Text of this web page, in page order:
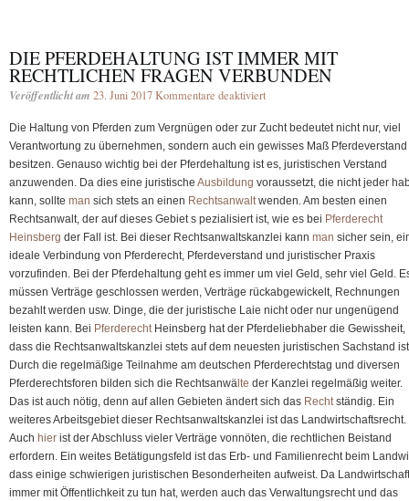
DIE PFERDEHALTUNG IST IMMER MIT
RECHTLICHEN FRAGEN VERBUNDEN
Veröffentlicht am 23. Juni 2017Kommentare deaktiviertfür
Pferdehaltung
ist
immer
mit
rechtlichen
Fragen
verbunden
Die Haltung von Pferden zum Vergnügen oder zur Zucht bedeutet nicht nur, viel
Verantwortung zu übernehmen, sondern auch ein gewisses Maß Pferdeverstand
besitzen. Genauso wichtig bei der Pferdehaltung ist es, juristischen Verstand
anzuwenden. Da dies eine juristische Ausbildung voraussetzt, die nicht jeder
kann, sollte man sich stets an einen Rechtsanwalt wenden. Am besten einen
Rechtsanwalt, der auf dieses Gebiet s pezialisiert ist, wie es bei Pferderecht
Heinsberg der Fall ist. Bei dieser Rechtsanwaltskanzlei kann man sicher sein,
ideale Verbindung von Pferderecht, Pferdeverstand und juristischer Praxis
vorzufinden. Bei der Pferdehaltung geht es immer um viel Geld, sehr viel Geld.
müssen Verträge geschlossen werden, Verträge rückabgewickelt, Rechnungen
bezahlt werden usw. Dinge, die der juristische Laie nicht oder nur ungenügend
leisten kann. Bei Pferderecht Heinsberg hat der Pferdeliebhaber die Gewissheit,
dass die Rechtsanwaltskanzlei stets auf dem neuesten juristischen Sachstand
Durch die regelmäßige Teilnahme am deutschen Pferderechtstag und diversen
Pferderechtsforen bilden sich die Rechtsanwälte der Kanzlei regelmäßig weiter.
Das ist auch nötig, denn auf allen Gebieten ändert sich das Recht ständig. Ein
weiteres Arbeitsgebiet dieser Rechtsanwaltskanzlei ist das Landwirtschaftsrecht.
Auch hier ist der Abschluss vieler Verträge vonnöten, die rechtlichen Beistand
erfordern. Ein weites Betätigungsfeld ist das Erb- und Familienrecht beim
dass einige schwierigen juristischen Besonderheiten aufweist. Da Landwirtschaft
immer mit Öffentlichkeit zu tun hat, werden auch das Verwaltungsrecht und das